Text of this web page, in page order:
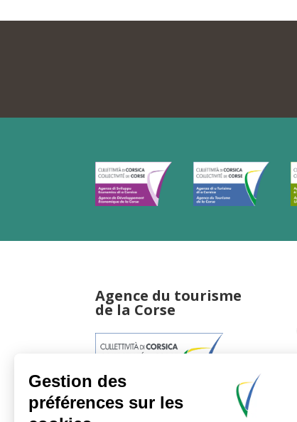
Agence du tourisme
de la Corse